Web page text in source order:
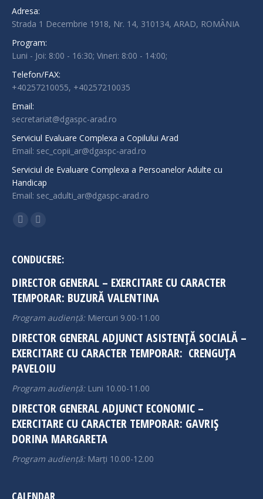
Adresa:
Strada 1 Decembrie 1918, Nr. 14, 310134, ARAD, ROMÂNIA
Program:
Luni - Joi: 8:00 - 16:30; Vineri: 8:00 - 14:00;
Telefon/FAX:
+40257210055, +40257210035
Email:
secretariat@dgaspc-arad.ro
Serviciul Evaluare Complexa a Copilului Arad
Email: sec_copii_ar@dgaspc-arad.ro
Serviciul de Evaluare Complexa a Persoanelor Adulte cu
Handicap
Email: sec_adulti_ar@dgaspc-arad.ro
Find us on:
opens
new
window
opens
new
window
CONDUCERE:
DIRECTOR GENERAL – EXERCITARE CU CARACTER
TEMPORAR: BUZURĂ VALENTINA
Program audiență: Miercuri 9.00-11.00
DIRECTOR GENERAL ADJUNCT ASISTENȚĂ SOCIALĂ –
EXERCITARE CU CARACTER TEMPORAR: CRENGUȚA
PAVELOIU
Program audiență: Luni 10.00-11.00
DIRECTOR GENERAL ADJUNCT ECONOMIC –
EXERCITARE CU CARACTER TEMPORAR: GAVRIȘ
DORINA MARGARETA
Program audiență: Marți 10.00-12.00